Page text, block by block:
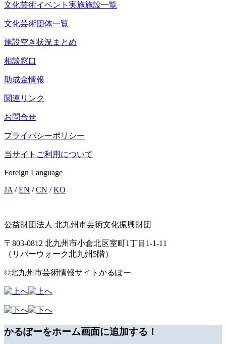
文化芸術イベント実施施設一覧
文化芸術団体一覧
施設空き状況まとめ
相談窓口
助成金情報
関連リンク
お問合せ
プライバシーポリシー
当サイトご利用について
Foreign Language
JA /EN /CN /KO
公益財団法人 北九州市芸術文化振興財団
〒803-0812 北九州市小倉北区室町1丁目1-1-11
（リバーウォーク北九州5階）
©北九州市芸術情報サイトかるぽー
かるぽーをホーム画面に追加する！